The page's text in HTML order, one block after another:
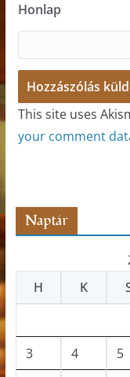
Honlap
This site uses
your comment
Naptár
H
K
3
4 5